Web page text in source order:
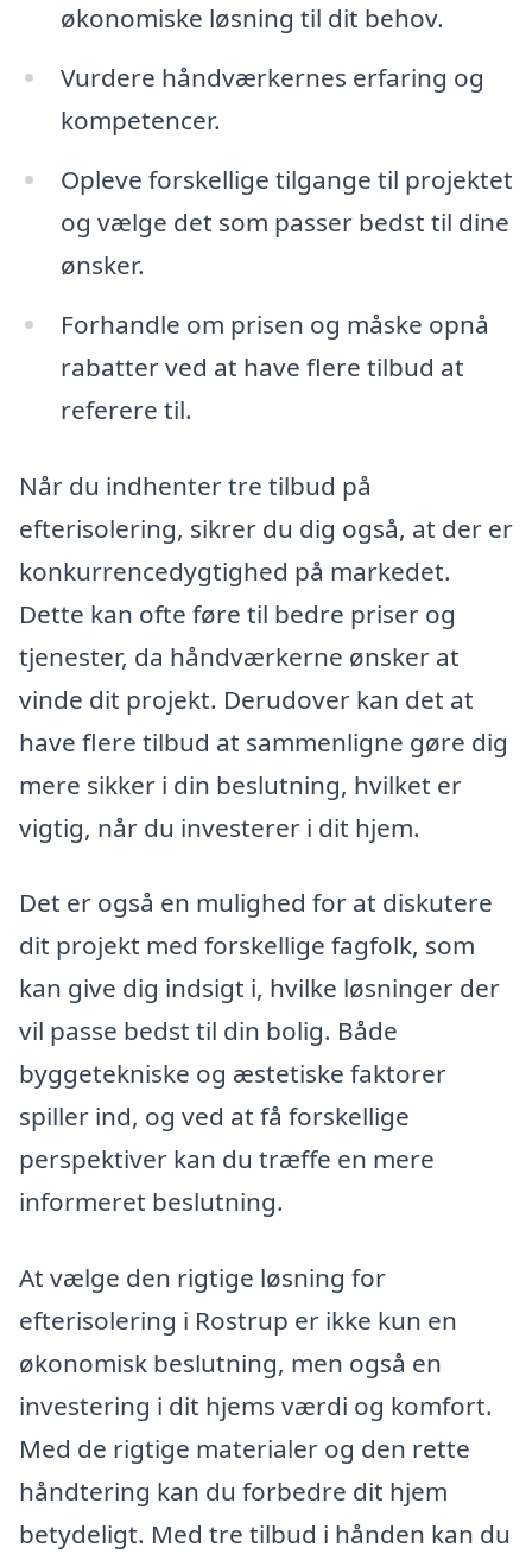
økonomiske løsning til dit behov.
Vurdere håndværkernes erfaring og
kompetencer.
Opleve forskellige tilgange til projektet
og vælge det som passer bedst til dine
ønsker.
Forhandle om prisen og måske opnå
rabatter ved at have flere tilbud at
referere til.
Når du indhenter tre tilbud på
efterisolering, sikrer du dig også, at der er
konkurrencedygtighed på markedet.
Dette kan ofte føre til bedre priser og
tjenester, da håndværkerne ønsker at
vinde dit projekt. Derudover kan det at
have flere tilbud at sammenligne gøre dig
mere sikker i din beslutning, hvilket er
vigtig, når du investerer i dit hjem.
Det er også en mulighed for at diskutere
dit projekt med forskellige fagfolk, som
kan give dig indsigt i, hvilke løsninger der
vil passe bedst til din bolig. Både
byggetekniske og æstetiske faktorer
spiller ind, og ved at få forskellige
perspektiver kan du træffe en mere
informeret beslutning.
At vælge den rigtige løsning for
efterisolering i Rostrup er ikke kun en
økonomisk beslutning, men også en
investering i dit hjems værdi og komfort.
Med de rigtige materialer og den rette
håndtering kan du forbedre dit hjem
betydeligt. Med tre tilbud i hånden kan du